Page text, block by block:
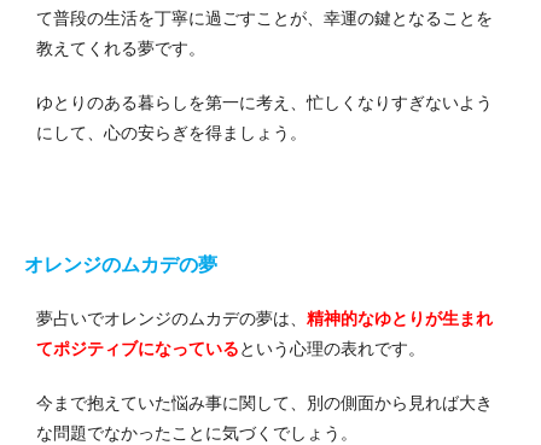
て普段の生活を丁寧に過ごすことが、幸運の鍵となることを
教えてくれる夢です。
ゆとりのある暮らしを第一に考え、忙しくなりすぎないよう
にして、心の安らぎを得ましょう。
オレンジのムカデの夢
夢占いでオレンジのムカデの夢は、 精神的なゆとりが生まれ
てポジティブになっているという心理の表れです。
今まで抱えていた悩み事に関して、別の側面から見れば大き
な問題でなかったことに気づくでしょう。